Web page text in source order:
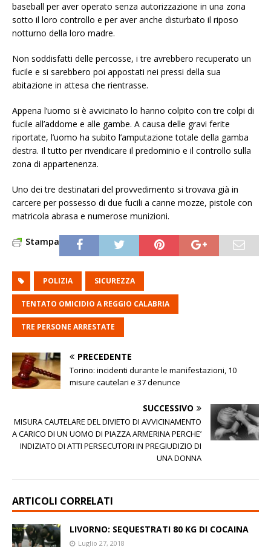
baseball per aver operato senza autorizzazione in una zona
sotto il loro controllo e per aver anche disturbato il riposo
notturno della loro madre.
Non soddisfatti delle percosse, i tre avrebbero recuperato un
fucile e si sarebbero poi appostati nei pressi della sua
abitazione in attesa che rientrasse.
Appena l’uomo si è avvicinato lo hanno colpito con tre colpi di
fucile all’addome e alle gambe. A causa delle gravi ferite
riportate, l’uomo ha subito l’amputazione totale della gamba
destra. Il tutto per rivendicare il predominio e il controllo sulla
zona di appartenenza.
Uno dei tre destinatari del provvedimento si trovava già in
carcere per possesso di due fucili a canne mozze, pistole con
matricola abrasa e numerose munizioni.
Stampa
POLIZIA SICUREZZA
TENTATO OMICIDIO A REGGIO CALABRIA
TRE PERSONE ARRESTATE
PRECEDENTE
Torino: incidenti durante le manifestazioni, 10
misure cautelari e 37 denunce
SUCCESSIVO
MISURA CAUTELARE DEL DIVIETO DI AVVICINAMENTO
A CARICO DI UN UOMO DI PIAZZA ARMERINA PERCHE’
INDIZIATO DI ATTI PERSECUTORI IN PREGIUDIZIO DI
UNA DONNA
ARTICOLI CORRELATI
LIVORNO: SEQUESTRATI 80 KG DI COCAINA
Luglio 27, 2018